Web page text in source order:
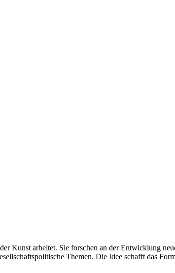
Kunst arbeitet. Sie forschen an der Entwicklung
Themen. Die Idee schafft das